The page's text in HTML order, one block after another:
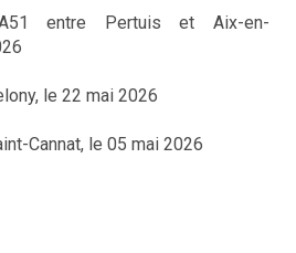
entre Pertuis et Aix-en-
le 22 mai 2026
Cannat, le 05 mai 2026